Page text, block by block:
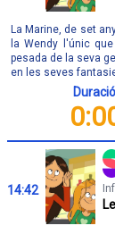
La Marine, de set
la Wendy l'únic
pesada de la seva
en les seves
14:42